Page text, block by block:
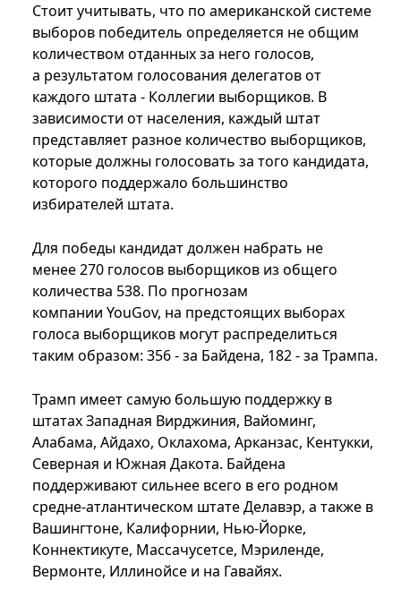
Стоит учитывать, что по американской системе
выборов победитель определяется не общим
количеством отданных за него голосов,
а результатом голосования делегатов от
каждого штата - Коллегии выборщиков. В
зависимости от населения, каждый штат
представляет разное количество выборщиков,
которые должны голосовать за того кандидата,
которого поддержало большинство
избирателей штата.
Для победы кандидат должен набрать не
менее 270 голосов выборщиков из общего
количества 538. По прогнозам
компании YouGov, на предстоящих выборах
голоса выборщиков могут распределиться
таким образом: 356 - за Байдена, 182 - за Трампа.
Трамп имеет самую большую поддержку в
штатах Западная Вирджиния, Вайоминг,
Алабама, Айдахо, Оклахома, Арканзас, Кентукки,
Северная и Южная Дакота. Байдена
поддерживают сильнее всего в его родном
средне-атлантическом штате Делавэр, а также в
Вашингтоне, Калифорнии, Нью-Йорке,
Коннектикуте, Массачусетсе, Мэриленде,
Вермонте, Иллинойсе и на Гавайях.